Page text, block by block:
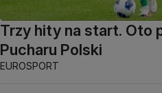
Trzy hity na start. Oto
Pucharu Polski
EUROSPORT